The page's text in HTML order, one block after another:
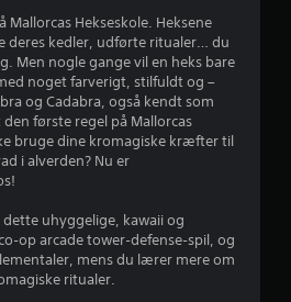
e
r
Mallorcas Hekseskole. Heksene
deres kedler, udførte ritualer… du
Men nogle gange vil en heks bare
noget farverigt, stilfuldt og –
og Cadabra, også kendt som
første regel på Mallorcas
bruge dine kromagiske kræfter til
i alverden? Nu er
uhyggelige, kawaii og
arcade tower‑defense‑spil, og
mens du lærer mere om
ritualer.